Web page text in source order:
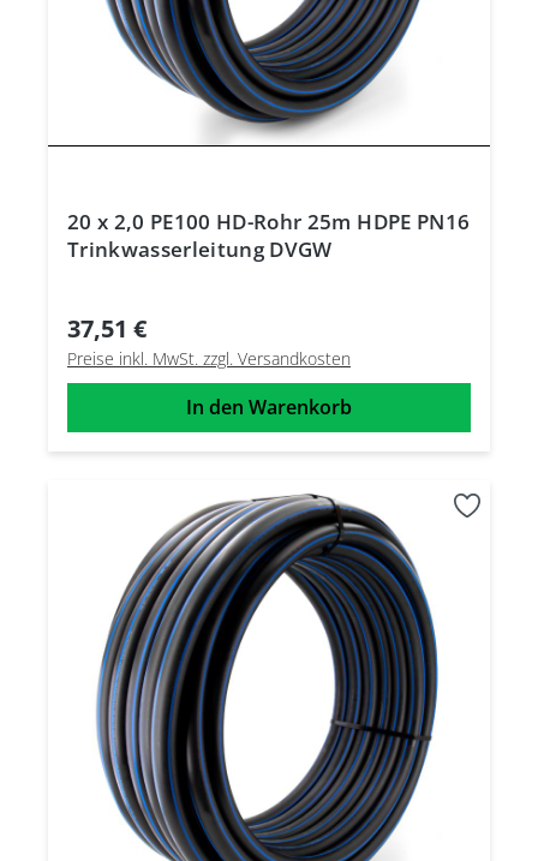
20 x 2,0 PE100 HD-Rohr 25m HDPE PN16
Trinkwasserleitung DVGW
37,51 €
Preise inkl. MwSt. zzgl. Versandkosten
In den Warenkorb